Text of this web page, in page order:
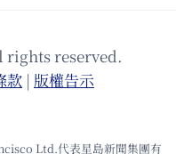
rights reserved.
款 | 版權告⽰
Ltd.代表星島新聞集團有